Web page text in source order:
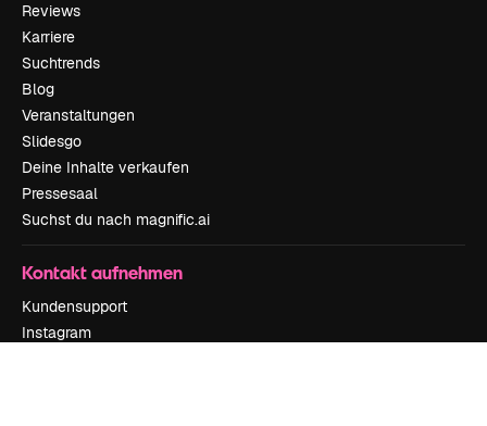
Reviews
Karriere
Suchtrends
Blog
Veranstaltungen
Slidesgo
Deine Inhalte verkaufen
Pressesaal
Suchst du nach magnific.ai
Kontakt aufnehmen
Kundensupport
Instagram